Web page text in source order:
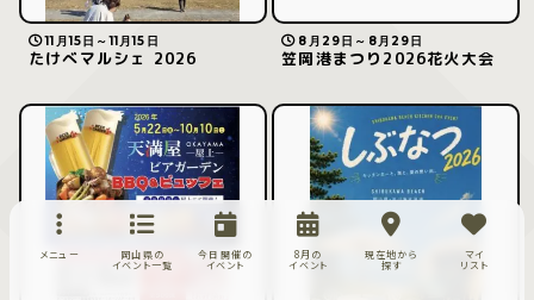
11月15日～11月15日
たけべマルシェ 2026
8月29日～8月29日
笠岡港まつり2026花火大会
メニュー
岡山県の
イベント一覧
今日開催の
イベント
8月の
イベント
現在地から
探す
マイ
リスト